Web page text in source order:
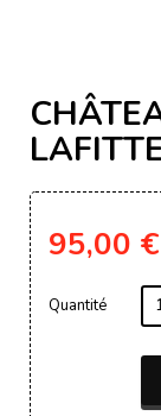
95,00 €
Quantité